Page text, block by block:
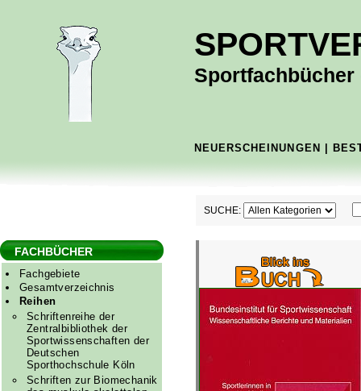
NEUERSCHEINUNGEN
SUCHE:
FACHBÜCHER
Fachgebiete
Gesamtverzeichnis
Reihen
Schriftenreihe der
Zentralbibliothek der
Sportwissenschaften der
Deutschen
Sporthochschule Köln
Schriften zur Biomechanik